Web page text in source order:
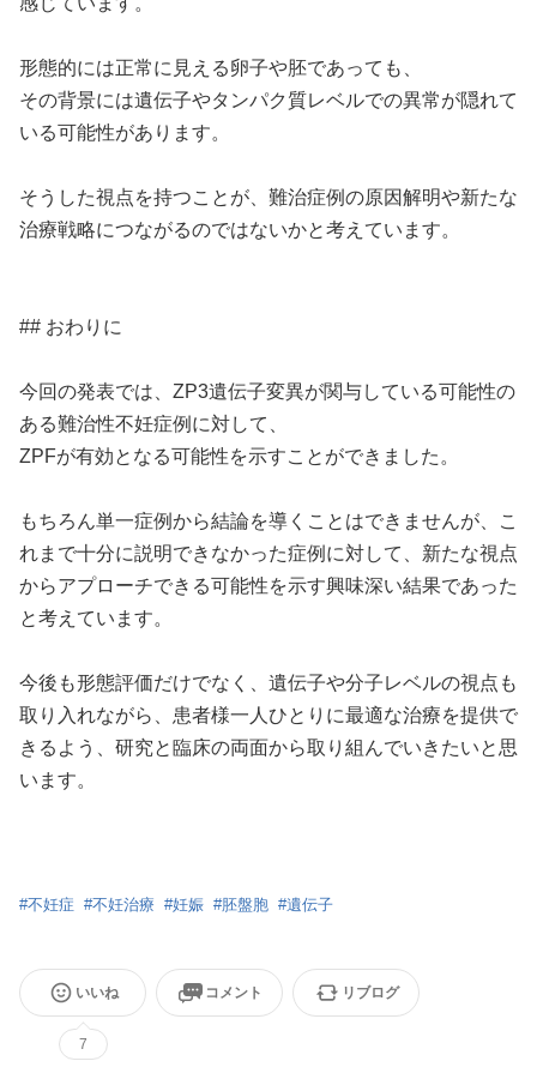
形態的には正常に見える卵子や胚であっても、
その背景には遺伝子やタンパク質レベルでの異常が隠れて
いる可能性があります。
そうした視点を持つことが、難治症例の原因解明や新たな
治療戦略につながるのではないかと考えています。
## おわりに
今回の発表では、ZP3遺伝子変異が関与している可能性の
ある難治性不妊症例に対して、
ZPFが有効となる可能性を示すことができました。
もちろん単一症例から結論を導くことはできませんが、こ
れまで十分に説明できなかった症例に対して、新たな視点
からアプローチできる可能性を示す興味深い結果であった
と考えています。
今後も形態評価だけでなく、遺伝子や分子レベルの視点も
取り入れながら、患者様一人ひとりに最適な治療を提供で
きるよう、研究と臨床の両面から取り組んでいきたいと思
います。
#不妊症 #不妊治療 #妊娠 #胚盤胞 #遺伝子
いいね
7
コメント リブログ